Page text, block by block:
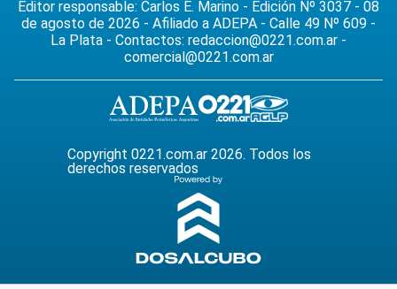
Editor responsable: Carlos E. Marino - Edición Nº 3037 - 08
de agosto de 2026 - Afiliado a ADEPA - Calle 49 Nº 609 -
La Plata - Contactos: redaccion@0221.com.ar -
comercial@0221.com.ar
Copyright 0221.com.ar 2026. Todos los
derechos reservados